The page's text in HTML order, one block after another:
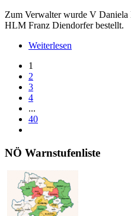
Zum Verwalter wurde V Daniela
HLM Franz Diendorfer bestellt.
Weiterlesen
1
2
3
4
...
40
NÖ Warnstufenliste